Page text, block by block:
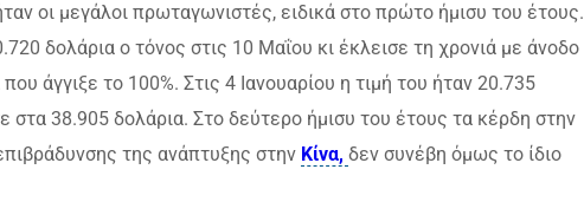
οι μεγάλοι πρωταγωνιστές, ειδικά στο πρώτο ήμισυ του έτους.
δολάρια ο τόνος στις 10 Μαΐου κι έκλεισε τη χρονιά με άνοδο
άγγιξε το 100%. Στις 4 Ιανουαρίου η τιμή του ήταν 20.735
στα 38.905 δολάρια. Στο δεύτερο ήμισυ του έτους τα κέρδη στην
της ανάπτυξης στην Κίνα, δεν συνέβη όμως το ίδιο